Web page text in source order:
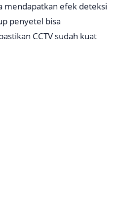
mendapatkan efek deteksi
penyetel bisa
CCTV sudah kuat